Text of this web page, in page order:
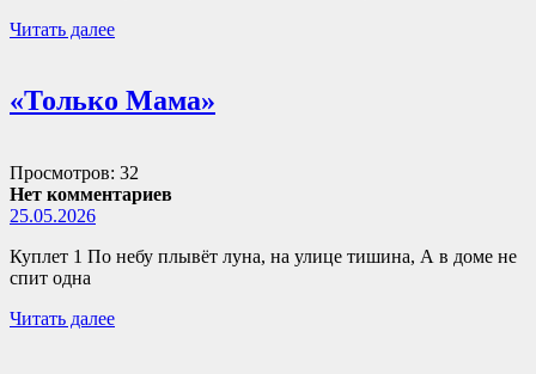
Читать далее
«Только Мама»
Просмотров: 32
Нет комментариев
25.05.2026
Куплет 1 По небу плывёт луна, на улице тишина, А в доме не
спит одна
Читать далее